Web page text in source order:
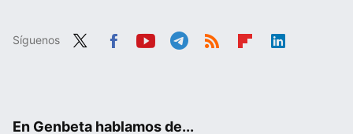
Síguenos
En Genbeta hablamos de...